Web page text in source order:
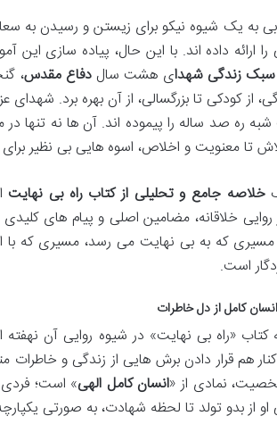
به یک شیوه نیکو برای زیستن و رسیدن به
را ارائه داده اند. با این حال، پیاده سازی
سبک زندگی شهدای هشت سالدفاع مقدس،
از کودکی تا بزرگسالی، از آن بهره برد. شهدای
ره صد ساله را پیموده اند. آن ها نه تنها در
تا معنویت و اخلاص، اسوه هایی بی نظیر برای
خلاصه جامع و تحلیلی از کتاب راه بی نهایت
روایی خلاقانه، مضامین اصلی و پیام های
که به بی نهایت می رسد، مسیری که با
است.
کامل از دل خاطرات
«راه بی نهایت» در شیوه روایی آن
هم قرار دادن برش هایی از زندگی و
نمادی از «انسان کامل الهی» است؛
از بدو تولد تا لحظه شهادت، به صورتی